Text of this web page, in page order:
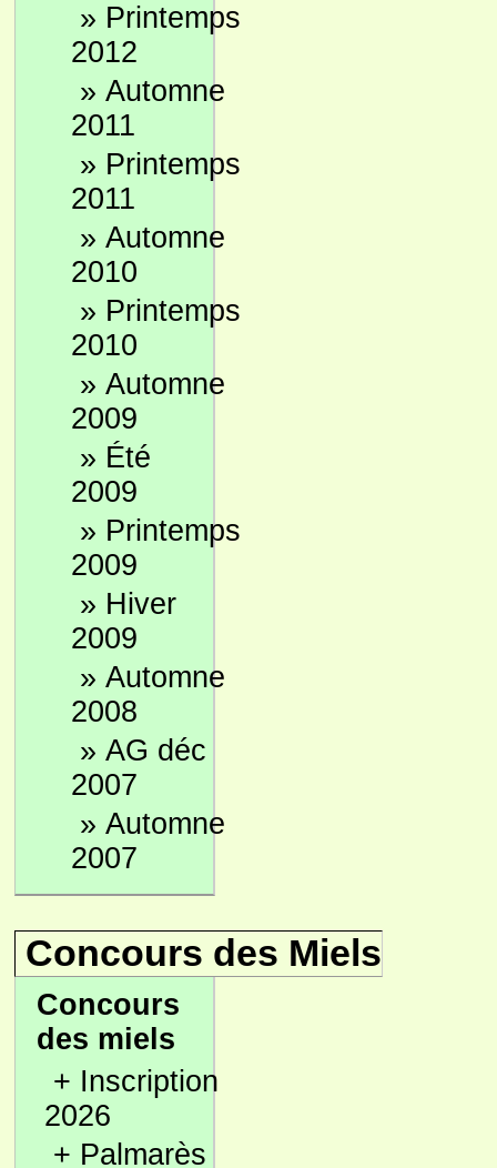
» Printemps
2012
» Automne
2011
» Printemps
2011
» Automne
2010
» Printemps
2010
» Automne
2009
» Été
2009
» Printemps
2009
» Hiver
2009
» Automne
2008
» AG déc
2007
» Automne
2007
Concours des Miels
Concours
des miels
+ Inscription
2026
+ Palmarès